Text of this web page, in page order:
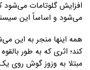
می‌شود و اساساً این
همه اینها منجر به این
کند؛ اثری که به طور
مبتلا به وزوز گوش روی